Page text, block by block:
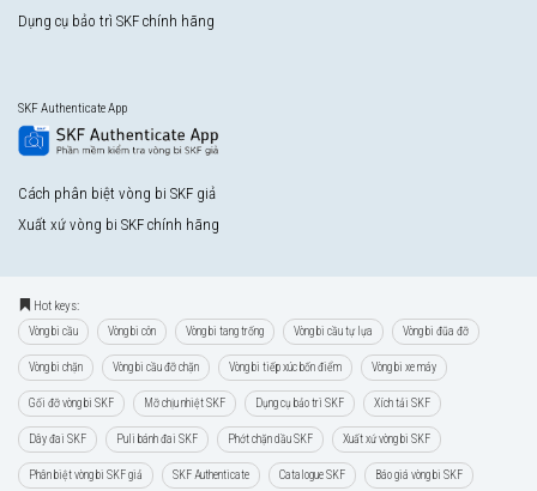
Dụng cụ bảo trì SKF chính hãng
SKF Authenticate App
Cách phân biệt vòng bi SKF giả
Xuất xứ vòng bi SKF chính hãng
Hot keys:
Vòng bi cầu Vòng bi côn Vòng bi tang trống Vòng bi cầu tự lựa Vòng bi đũa đỡ
Vòng bi chặn Vòng bi cầu đỡ chặn Vòng bi tiếp xúc bốn điểm Vòng bi xe máy
Gối đỡ vòng bi SKF Mỡ chịu nhiệt SKF Dụng cụ bảo trì SKF Xích tải SKF
Dây đai SKF Puli bánh đai SKF Phớt chặn dầu SKF Xuất xứ vòng bi SKF
Phân biệt vòng bi SKF giả SKF Authenticate Catalogue SKF Báo giá vòng bi SKF